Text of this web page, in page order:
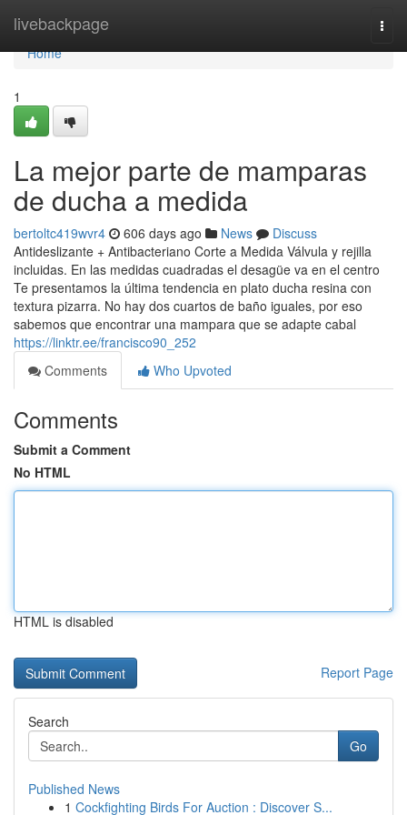
livebackpage
Home
Home
1
La mejor parte de mamparas
de ducha a medida
bertoltc419wvr4 606 days ago News
Discuss
Antideslizante + Antibacteriano Corte a Medida Válvula y rejilla
incluidas. En las medidas cuadradas el desagüe va en el centro
Te presentamos la última tendencia en plato ducha resina con
textura pizarra. No hay dos cuartos de baño iguales, por eso
sabemos que encontrar una mampara que se adapte cabal
https://linktr.ee/francisco90_252
Comments
Who Upvoted
Comments
Submit a Comment
No HTML
HTML is disabled
Report Page
Search
Go
Published News
1 Cockfighting Birds For Auction : Discover S...